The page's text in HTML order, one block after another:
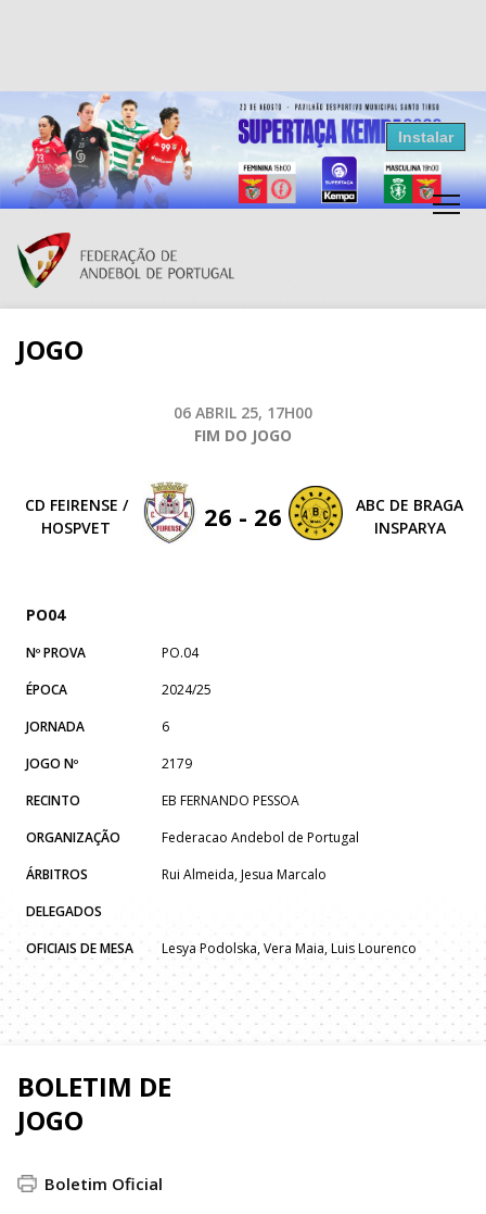
Resultados Andebol
Federação de Andebol de Portugal
Grátis - Disponivel na Play Store
Instalar
JOGO
06 ABRIL 25, 17H00
FIM DO JOGO
CD FEIRENSE /
HOSPVET
26 - 26
ABC DE BRAGA
INSPARYA
PO04
Nº PROVA
PO.04
ÉPOCA
2024/25
JORNADA
6
JOGO Nº
2179
RECINTO
EB FERNANDO PESSOA
ORGANIZAÇÃO
Federacao Andebol de Portugal
ÁRBITROS
Rui Almeida, Jesua Marcalo
DELEGADOS
OFICIAIS DE MESA
Lesya Podolska, Vera Maia, Luis Lourenco
BOLETIM DE
JOGO
Boletim Oficial